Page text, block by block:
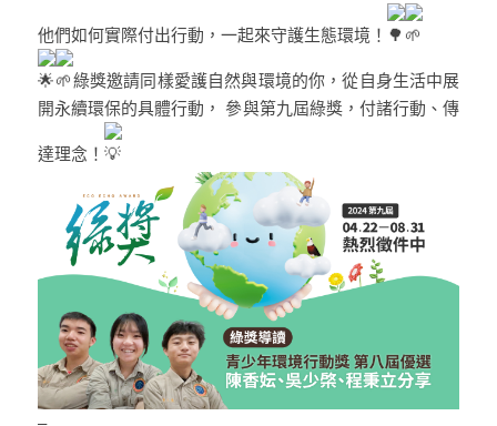
他們如何實際付出行動，一起來守護生態環境！
綠獎邀請同樣愛護自然與環境的你，從自身生活中展
開永續環保的具體行動， 參與第九屆綠獎，付諸行動、傳
達理念！